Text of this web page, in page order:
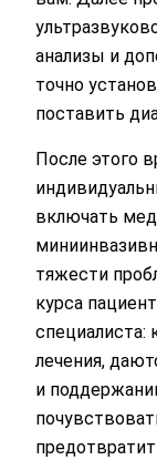
анализы и
точно
поставить
После этого
включать
тяжести
курса
специалиста:
лечения,
и
Отправляя
персональных
Мы